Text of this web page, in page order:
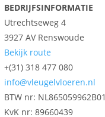
BEDRIJFSINFORMATIE
Utrechtseweg 4
3927 AV Renswoude
Bekijk route
+(31) 318 477 080
info@vleugelvloeren.nl
BTW nr: NL865059962B01
KvK nr: 89660439